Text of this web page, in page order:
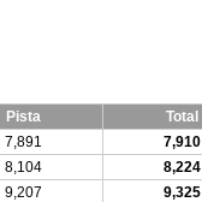
Pista Total
7,891 7,910
8,104 8,224
9,207 9,325